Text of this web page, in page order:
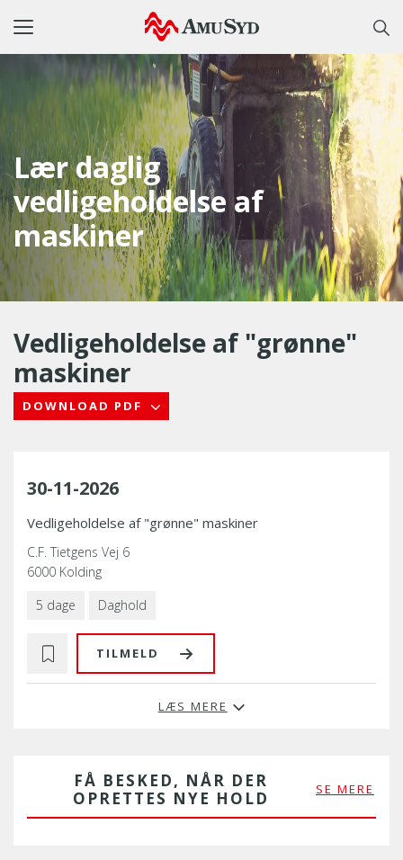
Toggle
Lær daglig
vedligeholdelse af
maskiner
Vedligeholdelse af "grønne"
maskiner
DOWNLOAD PDF
30-11-2026
Vedligeholdelse af "grønne" maskiner
C.F. Tietgens Vej 6
6000 Kolding
5 dage
Daghold
TILMELD
LÆS MERE
FÅ BESKED, NÅR DER
OPRETTES NYE HOLD
SE MERE